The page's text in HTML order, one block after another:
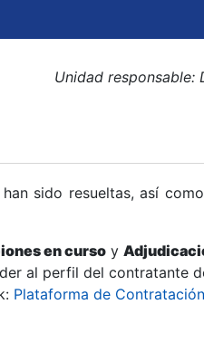
Unidad responsable:
sido resueltas, así
en curso y
al perfil del contratante
Plataforma de